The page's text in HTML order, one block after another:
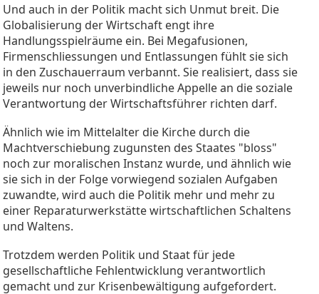
Und auch in der Politik macht sich Unmut breit. Die
Globalisierung der Wirtschaft engt ihre
Handlungsspielräume ein. Bei Megafusionen,
Firmenschliessungen und Entlassungen fühlt sie sich
in den Zuschauerraum verbannt. Sie realisiert, dass sie
jeweils nur noch unverbindliche Appelle an die soziale
Verantwortung der Wirtschaftsführer richten darf.
Ähnlich wie im Mittelalter die Kirche durch die
Machtverschiebung zugunsten des Staates "bloss"
noch zur moralischen Instanz wurde, und ähnlich wie
sie sich in der Folge vorwiegend sozialen Aufgaben
zuwandte, wird auch die Politik mehr und mehr zu
einer Reparaturwerkstätte wirtschaftlichen Schaltens
und Waltens.
Trotzdem werden Politik und Staat für jede
gesellschaftliche Fehlentwicklung verantwortlich
gemacht und zur Krisenbewältigung aufgefordert.